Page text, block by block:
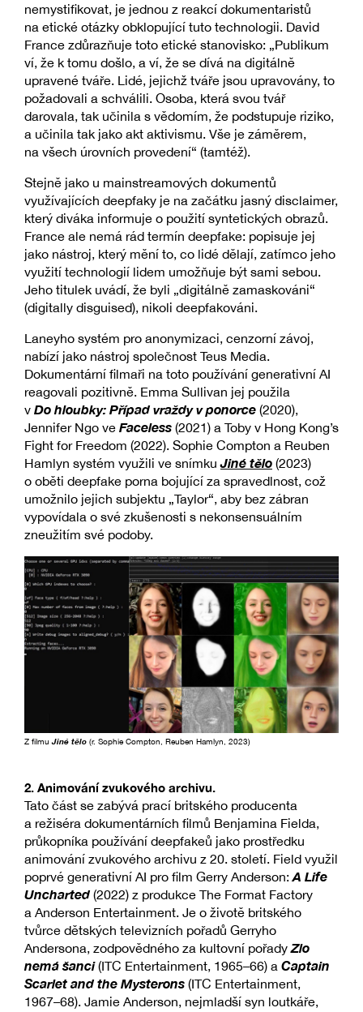
nemystifikovat, je jednou z reakcí dokumentaristů
na etické otázky obklopující tuto technologii. David
France zdůrazňuje toto etické stanovisko: „Publikum
ví, že k tomu došlo, a ví, že se dívá na digitálně
upravené tváře. Lidé, jejichž tváře jsou upravovány, to
požadovali a schválili. Osoba, která svou tvář
darovala, tak učinila s vědomím, že podstupuje riziko,
a učinila tak jako akt aktivismu. Vše je záměrem,
na všech úrovních provedení“ (tamtéž).
Stejně jako u mainstreamových dokumentů
využívajících deepfaky je na začátku jasný disclaimer,
který diváka informuje o použití syntetických obrazů.
France ale nemá rád termín deepfake: popisuje jej
jako nástroj, který mění to, co lidé dělají, zatímco jeho
využití technologií lidem umožňuje být sami sebou.
Jeho titulek uvádí, že byli „digitálně zamaskováni“
(digitally disguised), nikoli deepfakováni.
Laneyho systém pro anonymizaci, cenzorní závoj,
nabízí jako nástroj společnost Teus Media.
Dokumentární filmaři na toto používání generativní AI
reagovali pozitivně. Emma Sullivan jej použila
v Do hloubky: Případ vraždy v ponorce (2020),
Jennifer Ngo ve Faceless (2021) a Toby v Hong Kong’s
Fight for Freedom (2022). Sophie Compton a Reuben
Hamlyn systém využili ve snímkuJiné tělo (2023)
o oběti deepfake porna bojující za spravedlnost, což
umožnilo jejich subjektu „Taylor“, aby bez zábran
vypovídala o své zkušenosti s nekonsensuálním
zneužitím své podoby.
Z filmuJiné tělo (r. Sophie Compton, Reuben Hamlyn, 2023)
2. Animování zvukového archivu.
Tato část se zabývá prací britského producenta
a režiséra dokumentárních filmů Benjamina Fielda,
průkopníka používání deepfakeů jako prostředku
animování zvukového archivu z 20. století. Field využil
poprvé generativní AI pro film Gerry Anderson:A Life
Uncharted (2022) z produkce The Format Factory
a Anderson Entertainment. Je o životě britského
tvůrce dětských televizních pořadů Gerryho
Andersona, zodpovědného za kultovní pořadyZlo
nemá šanci(ITC Entertainment, 1965–66) a Captain
Scarlet and the Mysterons (ITC Entertainment,
1967–68). Jamie Anderson, nejmladší syn loutkáře,